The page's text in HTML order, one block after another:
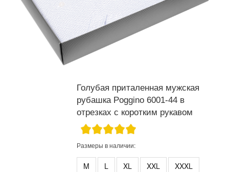
Голубая приталенная мужская
рубашка Poggino 6001-44 в
отрезках с коротким рукавом
Размеры в наличии:
M L XL XXL XXXL